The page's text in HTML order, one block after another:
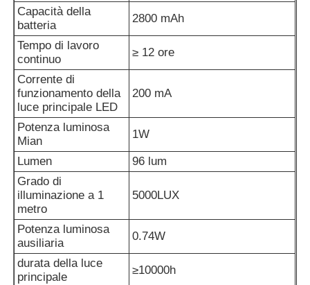
Lampade ricaricabili per coperture minerarie
lampada a tappo senza fili sotterranea
Lampade per l'estrazione del carbone
Lampada per la testa dei minatori
Lumiere a cappello duro per miniere
Lampada a prova di esplosione
Capacità della
batteria
2800 mAh
Tempo di lavoro
continuo
≥ 12 ore
Corrente di
funzionamento della
luce principale LED
200 mA
Potenza luminosa
Mian
1W
Lumen
96 lum
Grado di
illuminazione a 1
metro
5000LUX
Potenza luminosa
ausiliaria
0.74W
durata della luce
principale
≥10000h